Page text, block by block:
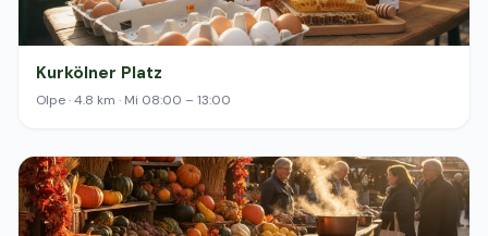
Kurkölner Platz
Olpe · 4.8 km · Mi 08:00 – 13:00